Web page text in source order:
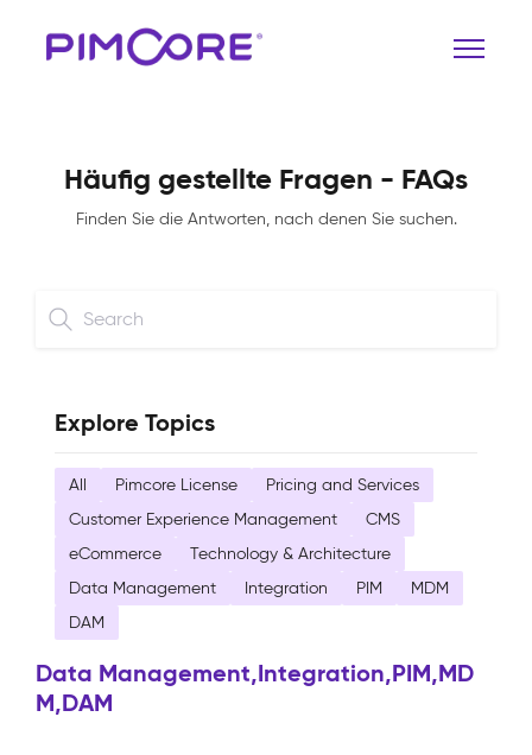
Häufig gestellte Fragen - FAQs
Finden Sie die Antworten, nach denen Sie suchen.
Explore Topics
All Pimcore License
Pricing and Services
Customer Experience Management
CMS
eCommerce
Technology & Architecture
Data Management
Integration PIM
MDM
DAM
Data Management,Integration,PIM,MD
M,DAM